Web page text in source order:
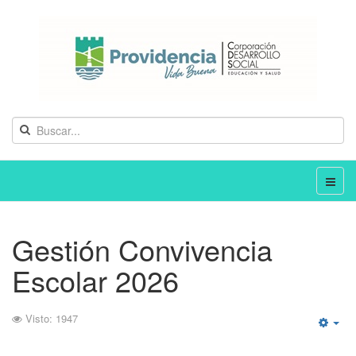
Gestión Convivencia
Escolar 2026
Visto: 1947